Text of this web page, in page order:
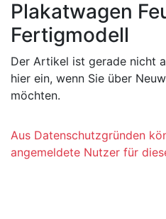
Plakatwagen
Fertigmodell
Der Artikel ist gerade nicht
hier ein, wenn Sie über
möchten.
Aus Datenschutzgründen
angemeldete Nutzer für